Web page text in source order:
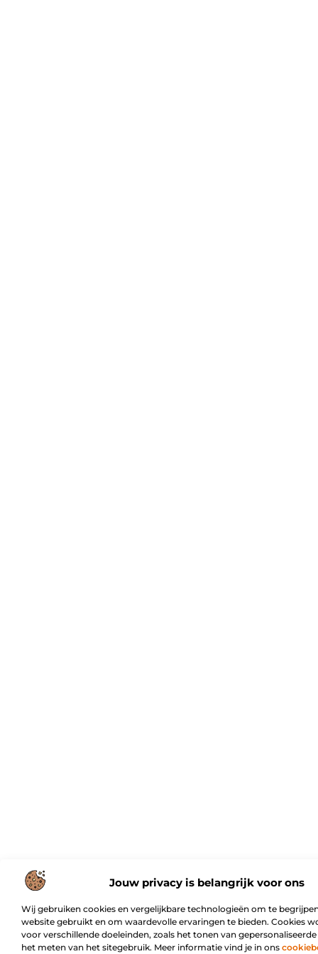
Jouw privacy is belangrijk voor ons
Wij gebruiken cookies en vergelijkbare technologieën om te
website gebruikt en om waardevolle ervaringen te bieden. Cookies
voor verschillende doeleinden, zoals het tonen van
het meten van het sitegebruik. Meer informatie vind je in ons